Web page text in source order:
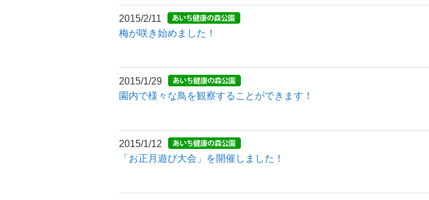
2015/2/11
梅が咲き始めました！
2015/1/29
園内で様々な鳥を観察することができます！
2015/1/12
「お正月遊び大会」を開催しました！